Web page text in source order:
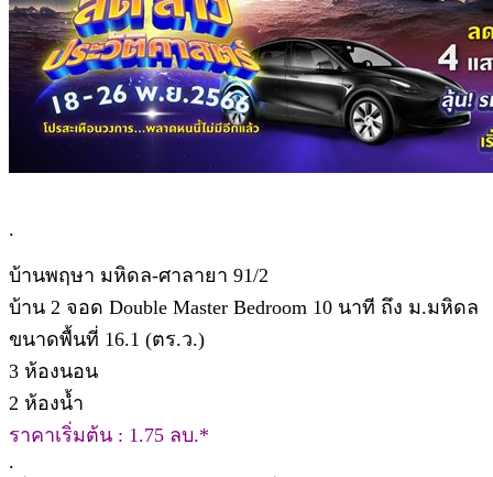
.
บ้านพฤษา มหิดล-ศาลายา 91/2
บ้าน 2 จอด Double Master Bedroom 10 นาที ถึง ม.มหิดล
ขนาดพื้นที่ 16.1 (ตร.ว.)
3 ห้องนอน
2 ห้องน้ำ
ราคาเริ่มต้น : 1.75 ลบ.*
.